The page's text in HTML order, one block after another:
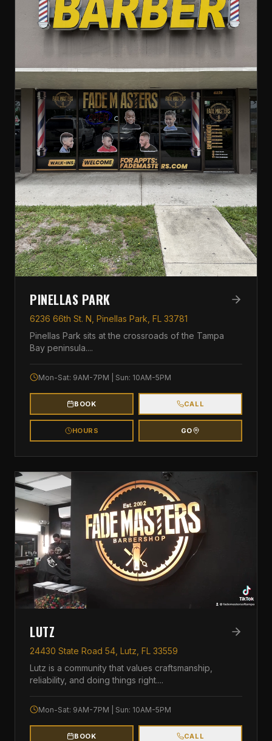
PINELLAS PARK
6236 66th St. N, Pinellas Park, FL 33781
Pinellas Park sits at the crossroads of the Tampa
Bay peninsula....
Mon-Sat: 9AM-7PM | Sun: 10AM-5PM
BOOK CALL
HOURS GO
LUTZ
24430 State Road 54, Lutz, FL 33559
Lutz is a community that values craftsmanship,
reliability, and doing things right....
Mon-Sat: 9AM-7PM | Sun: 10AM-5PM
BOOK CALL